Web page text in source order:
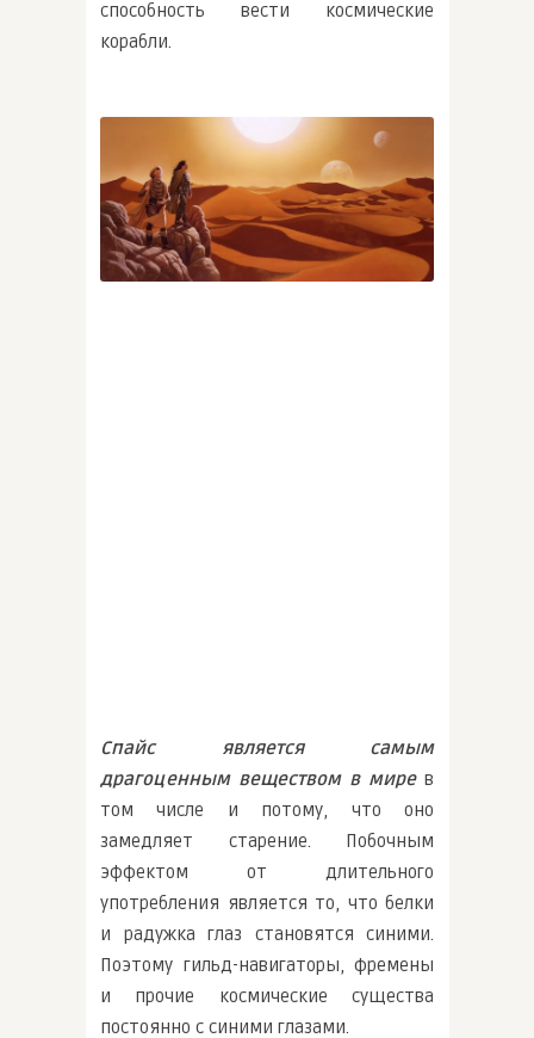
способность вести космические
корабли.
Спайс является самым
драгоценным веществом в мире в
том числе и потому, что оно
замедляет старение. Побочным
эффектом от длительного
употребления является то, что белки
и радужка глаз становятся синими.
Поэтому гильд-навигаторы, фремены
и прочие космические существа
постоянно с синими глазами.